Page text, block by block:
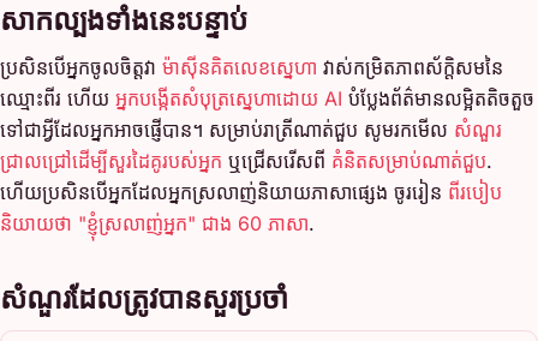
សាកល្បងទាំងនេះបន្ទាប់
ប្រសិនបើអ្នកចូលចិត្តវា ម៉ាស៊ីនគិតលេខស្នេហា វាស់កម្រិតភាពស័ក្តិសមនៃ
ឈ្មោះពីរ ហើយ អ្នកបង្កើតសំបុត្រស្នេហាដោយ AI បំប្លែងព័ត៌មានលម្អិតតិចតួច
ទៅជាអ្វីដែលអ្នកអាចផ្ញើបាន។ សម្រាប់រាត្រីណាត់ជួប សូមរកមើល សំណួរ
ជ្រាលជ្រៅដើម្បីសួរដៃគូរបស់អ្នក ឬជ្រើសរើសពី គំនិតសម្រាប់ណាត់ជួប.
ហើយប្រសិនបើអ្នកដែលអ្នកស្រលាញ់និយាយភាសាផ្សេង ចូររៀន ពីរបៀប
និយាយថា "ខ្ញុំស្រលាញ់អ្នក" ជាង 60 ភាសា.
សំណួរដែលត្រូវបានសួរប្រចាំ